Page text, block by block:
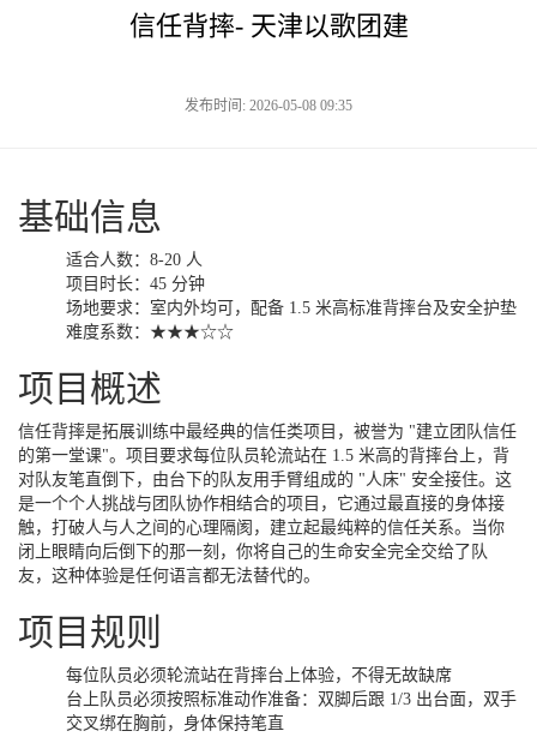
信任背摔- 天津以歌团建
发布时间: 2026-05-08 09:35
基础信息
适合人数：8-20 人
项目时长：45 分钟
场地要求：室内外均可，配备 1.5 米高标准背摔台及安全护垫
难度系数：★★★☆☆
项目概述
信任背摔是拓展训练中最经典的信任类项目，被誉为 "建立团队信任
的第一堂课"。项目要求每位队员轮流站在 1.5 米高的背摔台上，背
对队友笔直倒下，由台下的队友用手臂组成的 "人床" 安全接住。这
是一个个人挑战与团队协作相结合的项目，它通过最直接的身体接
触，打破人与人之间的心理隔阂，建立起最纯粹的信任关系。当你
闭上眼睛向后倒下的那一刻，你将自己的生命安全完全交给了队
友，这种体验是任何语言都无法替代的。
项目规则
每位队员必须轮流站在背摔台上体验，不得无故缺席
台上队员必须按照标准动作准备：双脚后跟 1/3 出台面，双手
交叉绑在胸前，身体保持笔直